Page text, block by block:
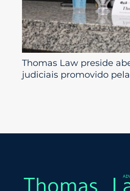
Thomas Law preside
judiciais promovido